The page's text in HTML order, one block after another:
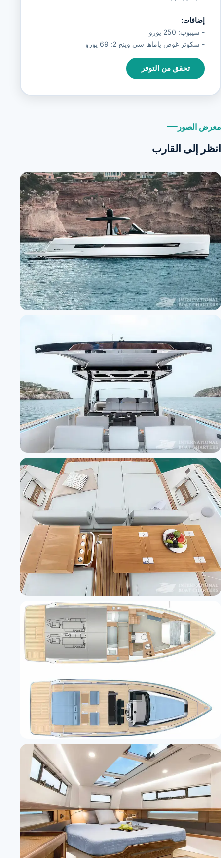
إضافات:
- سيبوب: 250 يورو
- سكوتر غوص ياماها سي وينج 2: 69 يورو
تحقق من التوفر
معرض الصور
انظر إلى القارب